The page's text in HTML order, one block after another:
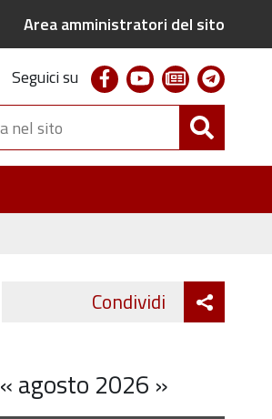
Area amministratori del sito
Seguici su facebookyoutubenewsletter
Cerca
nel
sito
Condividi Twitter
«agosto 2026 »